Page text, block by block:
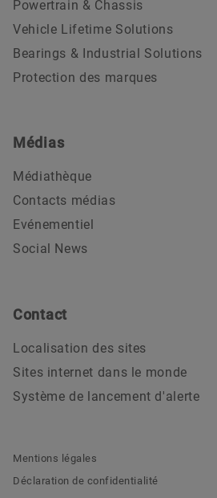
Powertrain & Chassis
Vehicle Lifetime Solutions
Bearings & Industrial Solutions
Protection des marques
Médias
Médiathèque
Contacts médias
Evénementiel
Social News
Contact
Localisation des sites
Sites internet dans le monde
Système de lancement d'alerte
Mentions légales
Déclaration de confidentialité